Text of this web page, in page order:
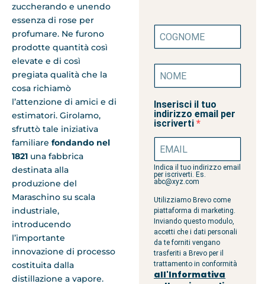
zuccherando e unendo
essenza di rose per
profumare. Ne furono
prodotte quantità così
elevate e di così
pregiata qualità che la
cosa richiamò
l’attenzione di amici e di
estimatori. Girolamo,
sfruttò tale iniziativa
familiare fondando nel
1821 una fabbrica
destinata alla
produzione del
Maraschino su scala
industriale,
introducendo
l’importante
innovazione di processo
costituita dalla
distillazione a vapore.
Inserisci il tuo
indirizzo email per
iscriverti
Indica il tuo indirizzo email
per iscriverti. Es.
abc@xyz.com
Utilizziamo Brevo come
piattaforma di marketing.
Inviando questo modulo,
accetti che i dati personali
da te forniti vengano
trasferiti a Brevo per il
trattamento in conformità
all'Informativa